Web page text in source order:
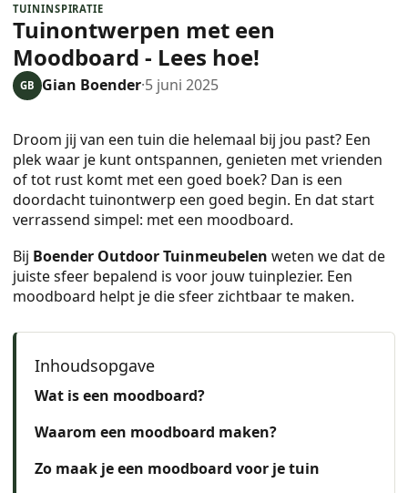
TUININSPIRATIE
Tuinontwerpen met een
Moodboard - Lees hoe!
GB Gian Boender·5 juni 2025
Droom jij van een tuin die helemaal bij jou past? Een
plek waar je kunt ontspannen, genieten met vrienden
of tot rust komt met een goed boek? Dan is een
doordacht tuinontwerp een goed begin. En dat start
verrassend simpel: met een moodboard.
Bij Boender Outdoor Tuinmeubelen weten we dat de
juiste sfeer bepalend is voor jouw tuinplezier. Een
moodboard helpt je die sfeer zichtbaar te maken.
Wat is een moodboard?
Waarom een moodboard maken?
Zo maak je een moodboard voor je tuin